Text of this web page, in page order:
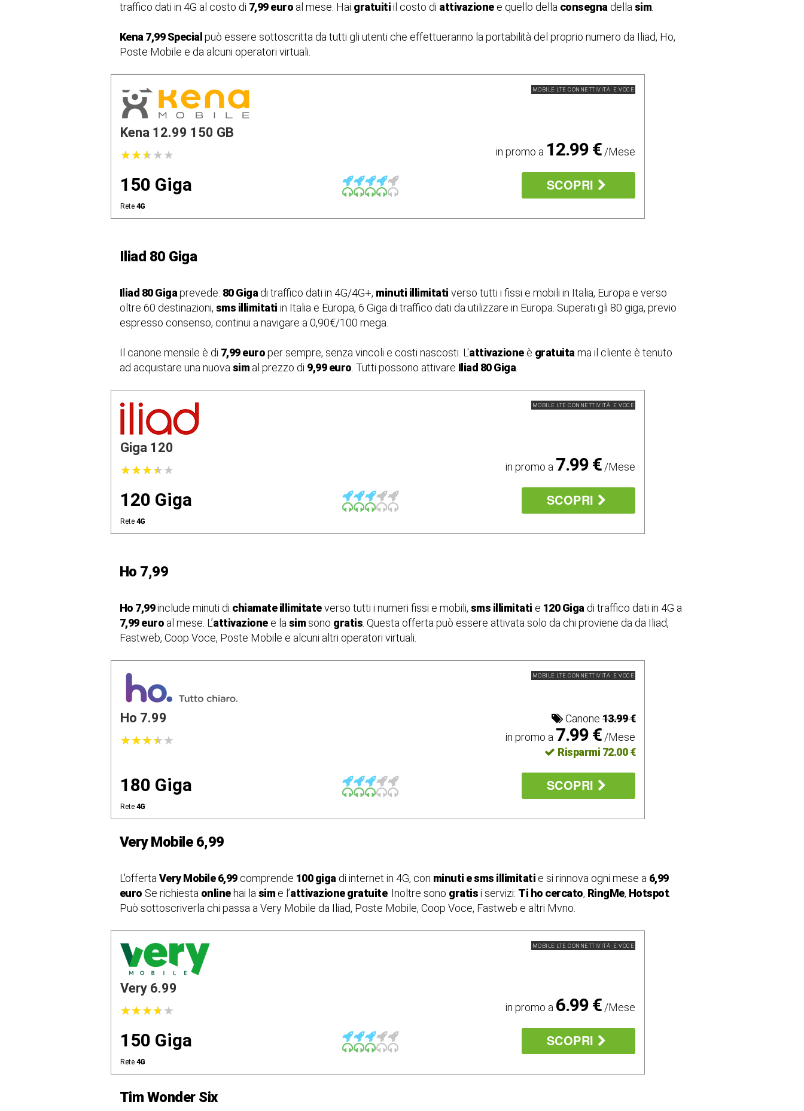
traffico dati in 4G al costo di 7,99 euro al mese. Hai gratuitiil costo di attivazionee quello della consegna della sim
Kena 7,99 Special può essere sottoscritta da tutti gli utenti che effettueranno la portabilità del proprio numero da Iliad, Ho,
Poste Mobile e da alcuni operatori virtuali.
MOBILE LTE CONNETTIVITÃ E VOCE
Kena 12.99 150 GB
★★★★★
★★★★★ in promo a 12.99 € /Mese
150 Giga
Rete 4G
SCOPRI
Iliad 80 Giga
Iliad 80 Gigaprevede: 80 Giga di traffico dati in 4G/4G+, minuti illimitati verso tutti i fissi e mobili in Italia, Europa e verso
oltre 60 destinazioni, sms illimitati in Italia e Europa, 6 Giga di traffico dati da utilizzare in Europa. Superati gli 80 giga, previo
espresso consenso, continui a navigare a 0,90€/100 mega.
Il canone mensile è di 7,99 europer sempre, senza vincoli e costi nascosti. L'attivazioneè gratuita ma il cliente è tenuto
ad acquistare una nuova sim al prezzo di 9,99 euro . Tutti possono attivare Iliad 80 Giga
MOBILE LTE CONNETTIVITÃ E VOCE
Giga 120
★★★★★
★★★★★ in promo a 7.99 € /Mese
120 Giga
Rete 4G
SCOPRI
Ho 7,99
Ho 7,99include minuti di chiamate illimitateverso tutti i numeri fissi e mobili, sms illimitati e 120 Giga di traffico dati in 4G a
7,99 euro al mese. L’attivazionee la sim sono gratis . Questa offerta può essere attivata solo da chi proviene da da Iliad,
Fastweb, Coop Voce, Poste Mobile e alcuni altri operatori virtuali.
MOBILE LTE CONNETTIVITÃ E VOCE
Ho 7.99 Canone13.99 €
★★★★★
★★★★★ in promo a 7.99 € /Mese
Risparmi 72.00 €
180 Giga
Rete 4G
SCOPRI
Very Mobile 6,99
L'offerta Very Mobile 6,99comprende 100 giga di internet in 4G, con minuti e sms illimitati e si rinnova ogni mese a 6,99
euro Se richiesta onlinehai la sim e l’attivazione gratuite. Inoltre sono gratisi servizi: Ti ho cercato, RingMe, Hotspot
Può sottoscriverla chi passa a Very Mobile da Iliad, Poste Mobile, Coop Voce, Fastweb e altri Mvno.
MOBILE LTE CONNETTIVITÃ E VOCE
Very 6.99
★★★★★
★★★★★ in promo a 6.99 € /Mese
150 Giga
Rete 4G
SCOPRI
Tim Wonder Six